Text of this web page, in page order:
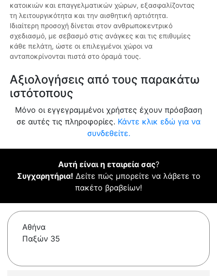
κατοικιών και επαγγελματικών χώρων, εξασφαλίζοντας
τη λειτουργικότητα και την αισθητική αρτιότητα.
Ιδιαίτερη προσοχή δίνεται στον ανθρωποκεντρικό
σχεδιασμό, με σεβασμό στις ανάγκες και τις επιθυμίες
κάθε πελάτη, ώστε οι επιλεγμένοι χώροι να
ανταποκρίνονται πιστά στο όραμά τους.
Αξιολογήσεις από τους παρακάτω
ιστότοπους
Μόνο οι εγγεγραμμένοι χρήστες έχουν πρόσβαση
σε αυτές τις πληροφορίες. Κάντε κλικ εδώ για να
συνδεθείτε.
Αυτή είναι η εταιρεία σας?
Συγχαρητήρια! Δείτε πώς μπορείτε να λάβετε το
πακέτο βραβείων!
Αθήνα
Παξών 35